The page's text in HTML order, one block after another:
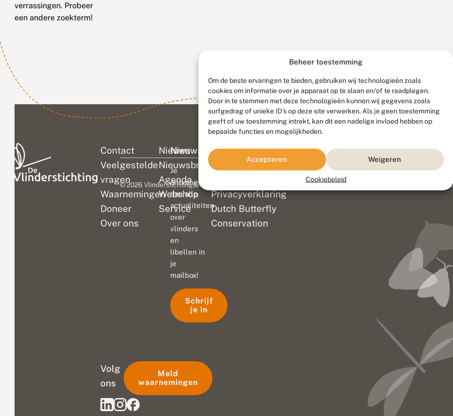
Beheer toestemming
Om de beste ervaringen te bieden, gebruiken wij technologieën zoals
cookies om informatie over je apparaat op te slaan en/of te raadplegen.
Door in te stemmen met deze technologieën kunnen wij gegevens zoals
surfgedrag of unieke ID's op deze site verwerken. Als je geen toestemming
geeft of uw toestemming intrekt, kan dit een nadelige invloed hebben op
bepaalde functies en mogelijkheden.
Accepteren Weigeren
Cookiebeleid
verrassingen. Probeer
een andere zoekterm!
Contact
Veelgestelde
vragen
Waarnemingen
Doneer
Over ons
Nieuws
Nieuwsbrief
Agenda
Webshop
Service
Colofon
Disclaimer
Privacyverklaring
Dutch Butterfly
Conservation
Nieuwsbrief
Je
ontvangt
dan alle
actualiteiten
over
vlinders
en
libellen in
je
mailbox!
Schrijf
je in
Volg
ons
Meld
waarnemingen
© 2026 Vlinderstichting|Duurzaam ontwikkeld door Go2People, ontworpen door